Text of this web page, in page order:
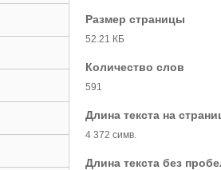
Размер страницы
52.21 КБ
Количество слов
591
Длина текста на
4 372 симв.
Длина текста без